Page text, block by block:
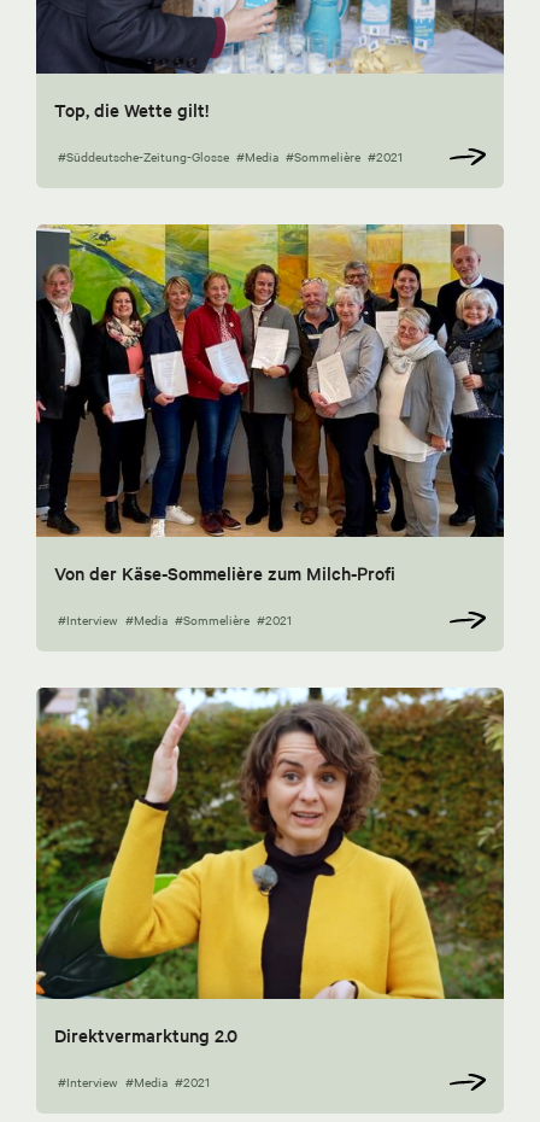
Top, die Wette gilt!
#Süddeutsche-Zeitung-Glosse #Media #Sommelière #2021
Von der Käse-Sommelière zum Milch-Profi
#Interview #Media #Sommelière #2021
Direktvermarktung 2.0
#Interview #Media #2021